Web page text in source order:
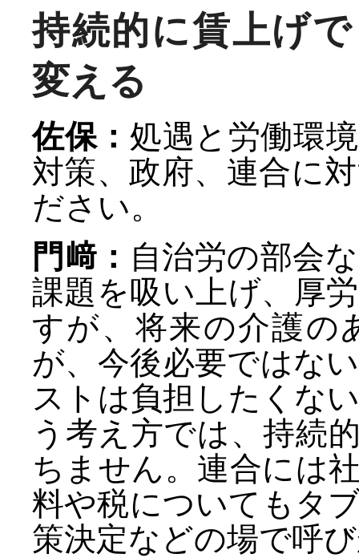
持続的に賃上げ
変える
佐保： 処遇と労働環
対策、政府、連合に
ださい。
門﨑： 自治労の部会
課題を吸い上げ、厚
すが、将来の介護の
が、今後必要ではな
ストは負担したくな
う考え方では、持続
ちません。連合には
料や税についてもタ
策決定などの場で呼